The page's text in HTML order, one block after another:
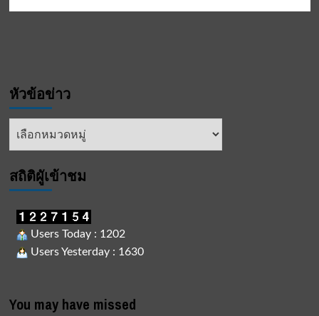
หัวข้อข่าว
หัวข้อ
สถิติผูัเข้าชม
Users Today : 1202
Users Yesterday : 1630
You may have missed